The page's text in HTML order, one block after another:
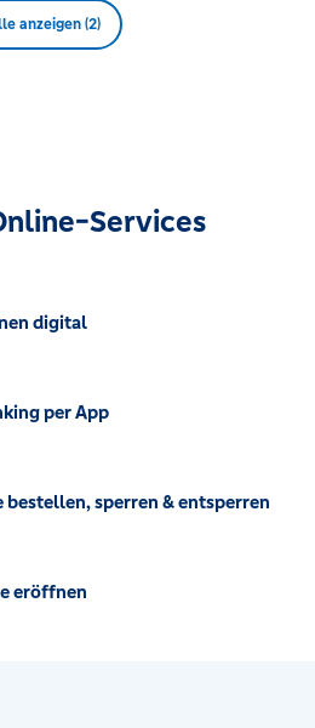
anzeigen (2)
Services
digital
per App
bestellen, sperren & entsperren
eröffnen